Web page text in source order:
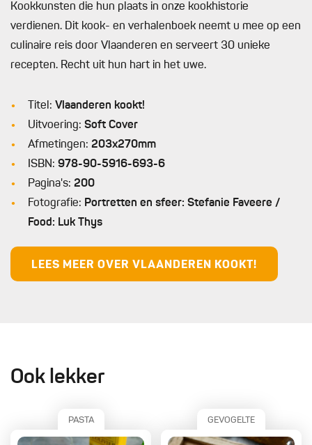
Kookkunsten die hun plaats in onze kookhistorie
verdienen. Dit kook- en verhalenboek neemt u mee op een
culinaire reis door Vlaanderen en serveert 30 unieke
recepten. Recht uit hun hart in het uwe.
Titel: Vlaanderen kookt!
Uitvoering: Soft Cover
Afmetingen: 203x270mm
ISBN: 978-90-5916-693-6
Pagina's: 200
Fotografie: Portretten en sfeer: Stefanie Faveere /
Food: Luk Thys
LEES MEER OVER VLAANDEREN KOOKT!
Ook lekker
PASTA GEVOGELTE